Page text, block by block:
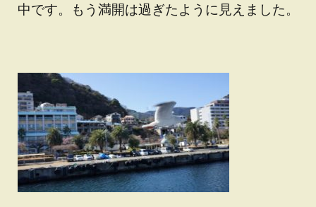
中です。もう満開は過ぎたように見えました。